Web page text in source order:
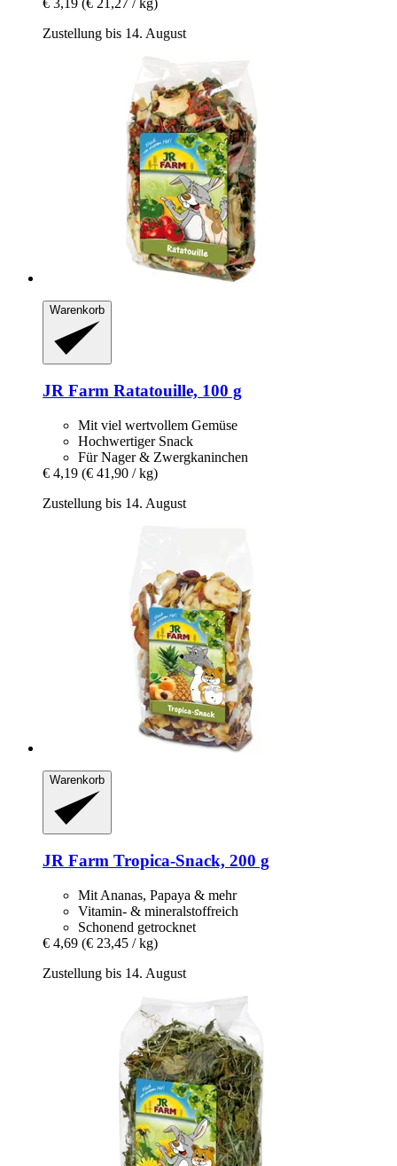
€ 3,19 (€ 21,27 / kg)
Zustellung bis 14. August
Warenkorb
JR Farm Ratatouille, 100 g
Mit viel wertvollem Gemüse
Hochwertiger Snack
Für Nager & Zwergkaninchen
€ 4,19 (€ 41,90 / kg)
Zustellung bis 14. August
Warenkorb
JR Farm Tropica-​Snack, 200 g
Mit Ananas, Papaya & mehr
Vitamin- & mineralstoffreich
Schonend getrocknet
€ 4,69 (€ 23,45 / kg)
Zustellung bis 14. August